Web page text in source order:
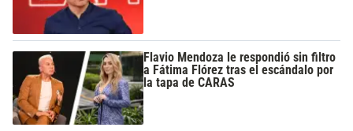
Flavio Mendoza le respondió sin filtro
a Fátima Flórez tras el escándalo por
la tapa de CARAS